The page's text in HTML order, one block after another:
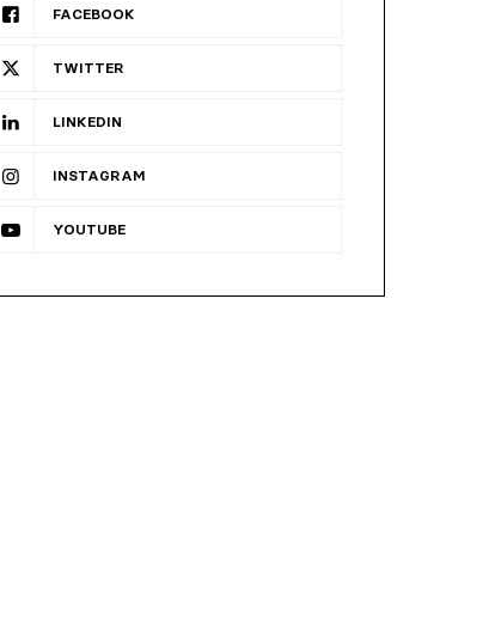
FACEBOOK
TWITTER
LINKEDIN
INSTAGRAM
YOUTUBE